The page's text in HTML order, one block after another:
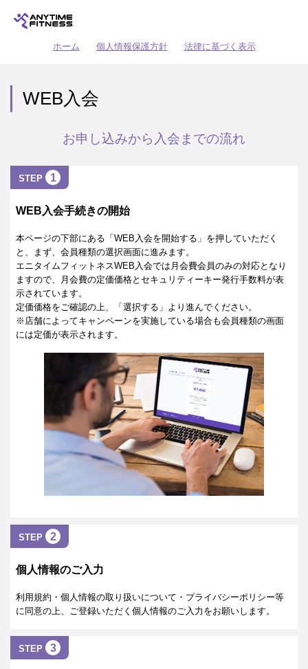
ホーム 個人情報保護方針 法律に基づく表示
WEB入会
お申し込みから入会までの流れ
STEP 1
WEB入会手続きの開始
本ページの下部にある「WEB入会を開始する」を押していただく
と、まず、会員種類の選択画面に進みます。
エニタイムフィットネスWEB入会では月会費会員のみの対応となり
ますので、月会費の定価価格とセキュリティーキー発行手数料が表
示されています。
定価価格をご確認の上、「選択する」より進んでください。
※店舗によってキャンペーンを実施している場合も会員種類の画面
には定価が表示されます。
STEP 2
個人情報のご入力
利用規約・個人情報の取り扱いについて・プライバシーポリシー等
に同意の上、ご登録いただく個人情報のご入力をお願いします。
STEP 3